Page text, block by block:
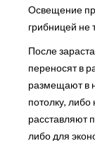
Освещение
грибницей не
После
переносят в
размещают в
потолку,
расставляют
либо для